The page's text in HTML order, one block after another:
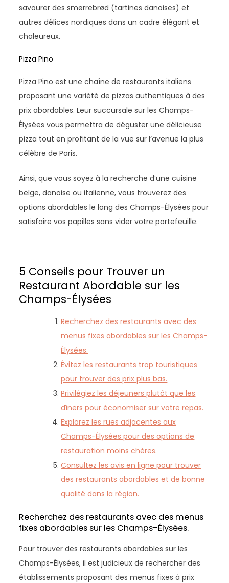
savourer des smørrebrød (tartines danoises) et
autres délices nordiques dans un cadre élégant et
chaleureux.
Pizza Pino
Pizza Pino est une chaîne de restaurants italiens
proposant une variété de pizzas authentiques à des
prix abordables. Leur succursale sur les Champs-
Élysées vous permettra de déguster une délicieuse
pizza tout en profitant de la vue sur l’avenue la plus
célèbre de Paris.
Ainsi, que vous soyez à la recherche d’une cuisine
belge, danoise ou italienne, vous trouverez des
options abordables le long des Champs-Élysées pour
satisfaire vos papilles sans vider votre portefeuille.
5 Conseils pour Trouver un
Restaurant Abordable sur les
Champs-Élysées
Recherchez des restaurants avec des
menus fixes abordables sur les Champs-
Élysées.
Évitez les restaurants trop touristiques
pour trouver des prix plus bas.
Privilégiez les déjeuners plutôt que les
dîners pour économiser sur votre repas.
Explorez les rues adjacentes aux
Champs-Élysées pour des options de
restauration moins chères.
Consultez les avis en ligne pour trouver
des restaurants abordables et de bonne
qualité dans la région.
Recherchez des restaurants avec des menus
fixes abordables sur les Champs-Élysées.
Pour trouver des restaurants abordables sur les
Champs-Élysées, il est judicieux de rechercher des
établissements proposant des menus fixes à prix